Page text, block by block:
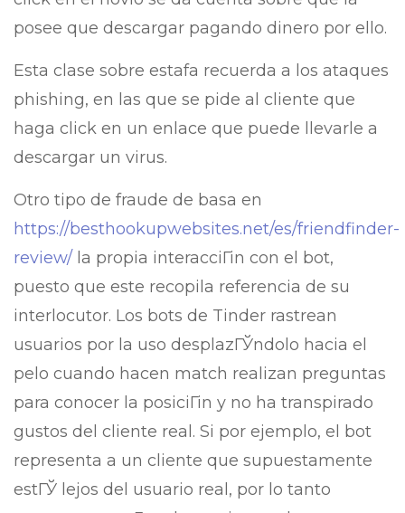
posee que descargar pagando dinero por ello.
Esta clase sobre estafa recuerda a los ataques
phishing, en las que se pide al cliente que
haga click en un enlace que puede llevarle a
descargar un virus.
Otro tipo de fraude de basa en
https://besthookupwebsites.net/es/friendfinder-
review/ la propia interacciГіn con el bot,
puesto que este recopila referencia de su
interlocutor. Los bots de Tinder rastrean
usuarios por la uso desplazГЎndolo hacia el
pelo cuando hacen match realizan preguntas
para conocer la posiciГіn y no ha transpirado
gustos del cliente real. Si por ejemplo, el bot
representa a un cliente que supuestamente
estГЎ lejos del usuario real, por lo tanto